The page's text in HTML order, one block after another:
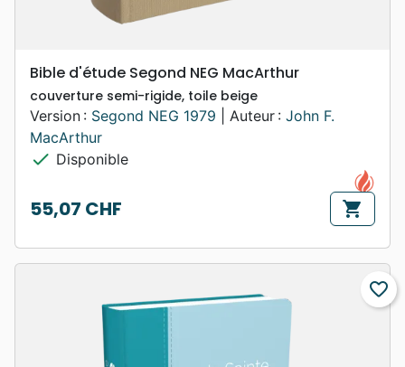
Bible d'étude Segond NEG MacArthur
couverture semi-rigide, toile beige
Version : Segond NEG 1979 | Auteur : John F.
MacArthur
check Disponible
Prix
55,07 CHF shopping_cart
favorite_border